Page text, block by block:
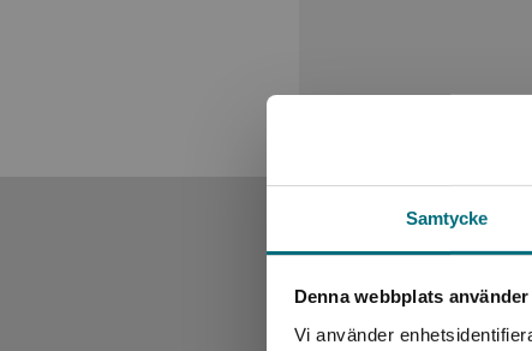
Samtycke
Denna webbplats
Vi använder